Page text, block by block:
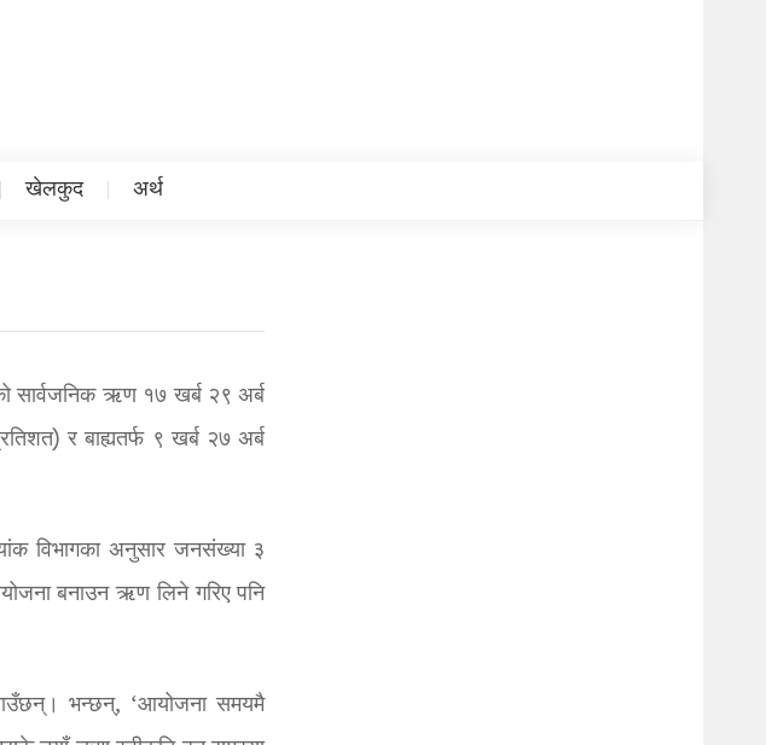
खेलकुद अर्थ
सार्वजनिक ऋण १७ खर्ब २९ अर्ब
र बाह्यतर्फ ९ खर्ब २७ अर्ब
विभागका अनुसार जनसंख्या ३
बनाउन ऋण लिने गरिए पनि
भन्छन्, ‘आयोजना समयमै